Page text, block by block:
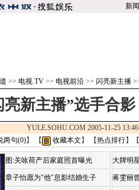
新闻
>> 电视 TV >> 电视前沿 >> 闪亮新主播
亮新主播”选手合
YULE.SOHU.COM 2005-11-25
两句(0)】 【 收藏本文 】 【热点排行】【
图:关咏荷产后家庭照首曝光
章子怡愿为"他"息影结婚生子
大牌明
蒋雯丽